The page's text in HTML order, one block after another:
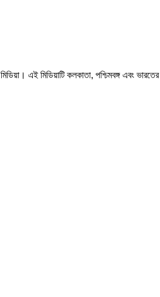
এই মিডিয়াটি কলকাতা, পশ্চিমবঙ্গ এবং